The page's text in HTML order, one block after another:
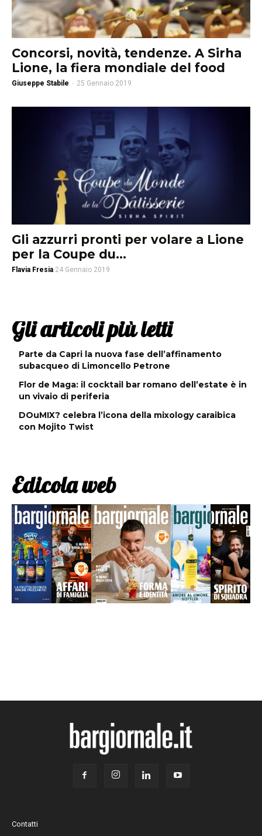
Concorsi, novità, tendenze. A Sirha
Lione, la fiera mondiale del food
Giuseppe Stabile - 25 Gennaio 2019
Gli azzurri pronti per volare a Lione
per la Coupe du...
Flavia Fresia 24 Gennaio 2019
Gli articoli più letti
Parte da Capri la nuova fase dell’affinamento
subacqueo di Limoncello Petrone
Flor de Maga: il cocktail bar romano dell’estate è in
un vivaio di periferia
DOuMIX? celebra l’icona della mixology caraibica
con Mojito Twist
Edicola web
Contatti